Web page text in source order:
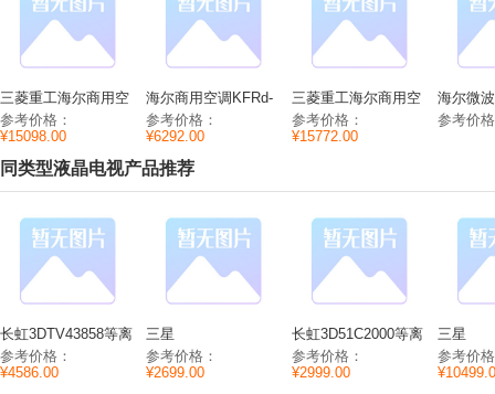
三菱重工海尔商用空
调
RFD13WG/RFC13WG
参考价格：
¥15098.00
海尔商用空调KFRd-
71NW/620参数功率/
噪音/尺寸制热/制冷/
参考价格：
¥6292.00
三菱重工海尔商用空
调
RFUD/RFUC13WDA
参考价格：
¥15772.00
海尔微
功能/参
参考价
同类型液晶电视产品推荐
长虹3DTV43858等离
子电视参数性能/尺
寸/功耗
参考价格：
¥4586.00
三星
PA43H4000AJXXZ
等离子电视参数
参考价格：
¥2699.00
长虹3D51C2000等离
子电视参数分辨
率/CPU/内存
参考价格：
¥2999.00
三星
等离子
参考价